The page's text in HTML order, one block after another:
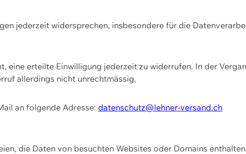
jederzeit widersprechen, insbesondere für die
eine erteilte Einwilligung jederzeit zu widerrufen. In der
allerdings nicht unrechtmässig.
an folgende Adresse: datenschutz@lehner-versand.ch
die Daten von besuchten Websites oder Domains